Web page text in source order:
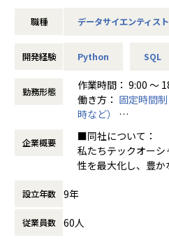
「MarketLens（マーケットレンズ
ナウキャストの出店分析ソリュー
ルドフィットが導入
https://nowcast.co.jp/news/
・DataLensオフィス営業
総合不動産デベロッパーのDXを支
フィス営業」×「サードパーティ
https://nowcast.co.jp/case-
徹底した企業研究の仕組み化に取
ス営業哲学
https://nowcast.co.jp/case-
■メンバー紹介
【具体的な業務について】
- プロダクトDBや基幹システムな
- データ抽出や統合作業の自動化
視化環境の整備
- 学生のオファー受諾率等、プロ
- 契約継続率向上のための解約リ
定、施策提案および効果測定
- ABテストや施策効果検証の設計
意思決定支援
- PdM・エンジニア・ビジネス部
ロダクト開発や事業施策に反映
職種 データサイエンティスト
開発経験 Python SQL
勤務形態
作業時間： 9:00 ～
働き方： 固定時間
時など）
時間外労働の有無
休憩時間： 60分
企業概要
■同社について：
私たちテックオー
性を最大化し、豊か
チングサービスを行
識や能力、個性を活
設立年数 9年
従業員数 60人